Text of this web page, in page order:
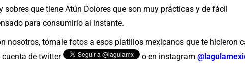
sobres que tiene Atún Dolores que son muy prácticas y de fácil
para consumirlo al instante.
nosotros, tómale fotos a esos platillos mexicanos que te hicieron
cuenta de twitter
o en instagram